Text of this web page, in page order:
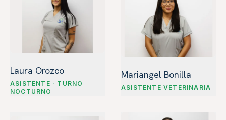
Laura Orozco
ASISTENTE · TURNO
NOCTURNO
Mariangel Bonilla
ASISTENTE VETERINARIA